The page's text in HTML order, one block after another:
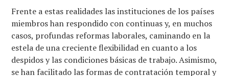
Frente a estas realidades las instituciones de los países
miembros han respondido con continuas y, en muchos
casos, profundas reformas laborales, caminando en la
estela de una creciente flexibilidad en cuanto a los
despidos y las condiciones básicas de trabajo. Asimismo,
se han facilitado las formas de contratación temporal y